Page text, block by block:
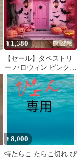
¥1,380
【セール】タペストリ
ー ハロウィン ピンク
カボチャ コウモリ 扉
ドア H22
¥8,000
特たらこ たらこ切れ ぴ